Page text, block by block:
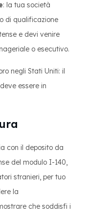
: la tua società
di qualificazione
e devi venire
o esecutivo.
negli Stati Uniti: il
essere in
con il deposito da
del modulo I-140,
stranieri, per tuo
la
che soddisfi i